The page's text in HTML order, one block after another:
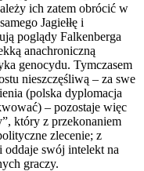
ich zatem obrócić w
Jagiełłę i
poglądy Falkenberga
anachroniczną
genocydu. Tymczasem
nieszczęśliwą – za swe
(polska dyplomacja
– pozostaje więc
który z przekonaniem
zlecenie; z
oddaje swój intelekt na
graczy.